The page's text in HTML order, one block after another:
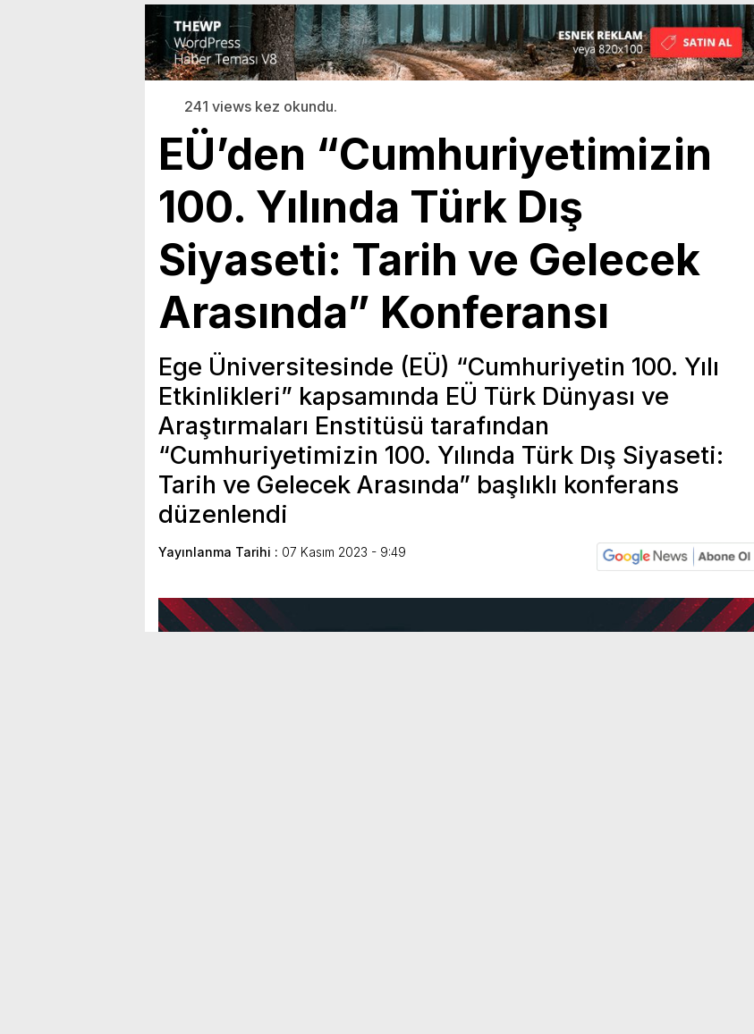
241 views kez okundu.
EÜ’den “Cumhuriyetimizin
100. Yılında Türk Dış
Siyaseti: Tarih ve Gelecek
Arasında” Konferansı
Ege Üniversitesinde (EÜ) “Cumhuriyetin 100. Yılı
Etkinlikleri” kapsamında EÜ Türk Dünyası ve
Araştırmaları Enstitüsü tarafından
“Cumhuriyetimizin 100. Yılında Türk Dış Siyaseti:
Tarih ve Gelecek Arasında” başlıklı konferans
düzenlendi
Yayınlanma Tarihi : 07 Kasım 2023 - 9:49